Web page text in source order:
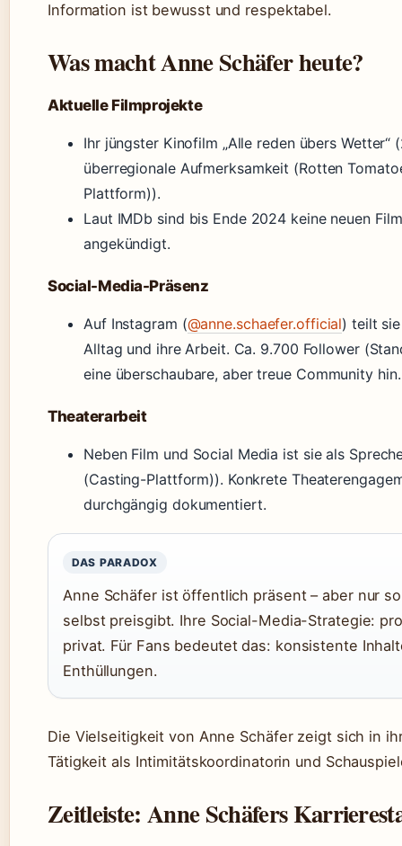
Information ist bewusst und respektabel.
Was macht Anne Schäfer heute?
Aktuelle Filmprojekte
Ihr jüngster Kinofilm „Alle reden übers Wetter“
überregionale Aufmerksamkeit (Rotten
Plattform)).
Laut IMDb sind bis Ende 2024 keine neuen
angekündigt.
Social-Media-Präsenz
Auf Instagram (@anne.schaefer.official) teilt
Alltag und ihre Arbeit. Ca. 9.700 Follower
eine überschaubare, aber treue Community hin.
Theaterarbeit
Neben Film und Social Media ist sie als
(Casting-Plattform)). Konkrete
durchgängig dokumentiert.
DAS PARADOX
Anne Schäfer ist öffentlich präsent – aber nur
selbst preisgibt. Ihre Social-Media-Strategie:
privat. Für Fans bedeutet das: konsistente
Enthüllungen.
Die Vielseitigkeit von Anne Schäfer zeigt sich in
Tätigkeit als Intimitätskoordinatorin und
Zeitleiste: Anne Schäfers